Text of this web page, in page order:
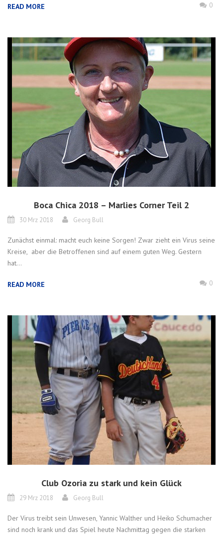
READ MORE 0
Boca Chica 2018 – Marlies Corner Teil 2
30 Mrz 2018 Georg Bull
Zunächst einmal: macht euch keine Sorgen! Zwar zieht ein Virus seine
Kreise, aber die Betroffenen sind auf einem guten Weg. Gestern
hat...
READ MORE 0
Club Ozoria zu stark und kein Glück
29 Mrz 2018 Georg Bull
Der Virus treibt sein Unwesen, Yannic Walther und Heiko Schumacher
sind noch krank und das Spiel heute Nachmittag gegen die starken